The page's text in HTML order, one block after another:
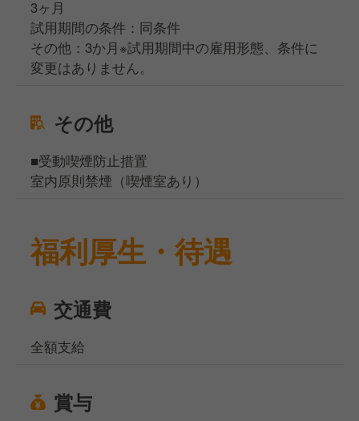
3ヶ月
試用期間の条件：同条件
その他：3か月※試用期間中の雇用形態、条件に
変更はありません。
その他
■受動喫煙防止措置
室内原則禁煙（喫煙室あり）
福利厚生・待遇
交通費
全額支給
賞与